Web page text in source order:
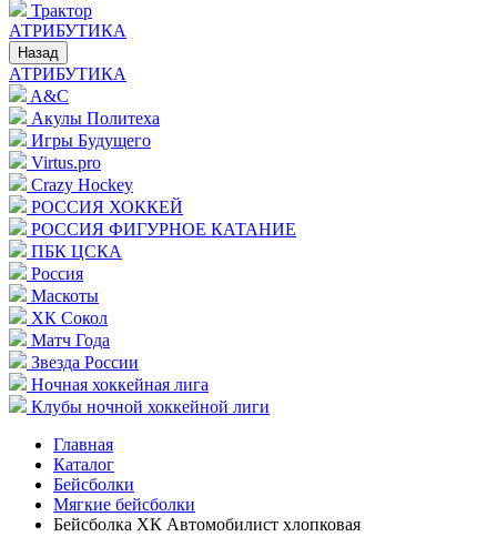
Трактор
АТРИБУТИКА
Назад
АТРИБУТИКА
A&C
Акулы Политеха
Игры Будущего
Virtus.pro
Crazy Hockey
РОССИЯ ХОККЕЙ
РОССИЯ ФИГУРНОЕ КАТАНИЕ
ПБК ЦСКА
Россия
Маскоты
ХК Сокол
Матч Года
Звезда России
Ночная хоккейная лига
Клубы ночной хоккейной лиги
Главная
Каталог
Бейсболки
Мягкие бейсболки
Бейсболка ХК Автомобилист хлопковая